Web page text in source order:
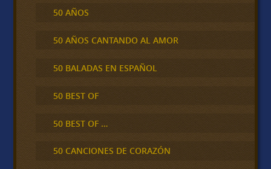
50 AÑOS
50 AÑOS CANTANDO AL AMOR
50 BALADAS EN ESPAÑOL
50 BEST OF
50 BEST OF …
50 CANCIONES DE CORAZÓN